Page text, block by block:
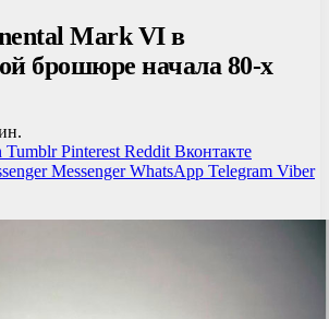
Mark VI в
брошюре начала 80-х
Tumblr Pinterest Reddit Вконтакте
Messenger WhatsApp Telegram Viber